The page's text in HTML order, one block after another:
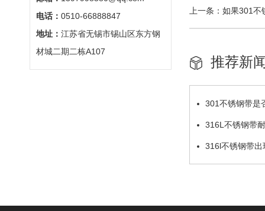
电话： 0510-66888847
地址： 江苏省无锡市锡山区东方钢
材城二期二栋A107
上一条： 如果301不
推荐新
301不锈钢带是
316L不锈钢带
316l不锈钢带